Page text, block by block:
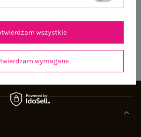
newslettera i otrzymaj 15% zniżki na
wymagane
wszystkie